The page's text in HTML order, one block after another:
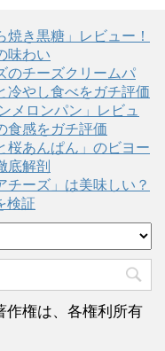
焼き黒糖」レビュー！
味わい
のチーズクリームパ
冷やし食べをガチ評価
メロンパン」レビュ
食感をガチ評価
桜あんぱん」のビヨー
底解剖
チーズ」は美味しい？
検証
作権は、各権利所有